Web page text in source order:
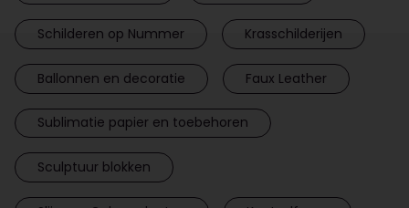
Schilderen op Nummer Krasschilderijen
Ballonnen en decoratie Faux Leather
Sublimatie papier en toebehoren
Sculptuur blokken